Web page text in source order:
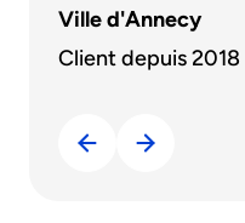
Ville d'Annecy
Client depuis 2018